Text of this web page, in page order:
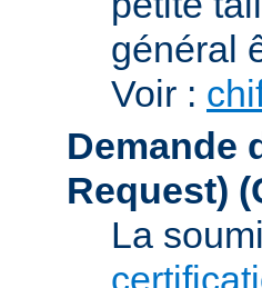
général
Voir :
Demande
Request)
La